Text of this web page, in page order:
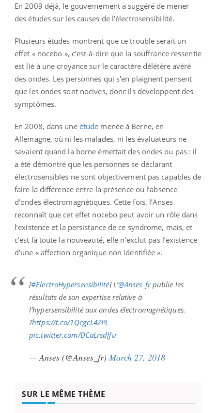
En 2009 déjà, le gouvernement a suggéré de mener
des études sur les causes de l’électrosensibilité.
Plusieurs études montrent que ce trouble serait un
effet « nocebo », c’est-à-dire que la souffrance ressentie
est lié à une croyance sur le caractère délétère avéré
des ondes. Les personnes qui s'en plaignent pensent
que les ondes sont nocives, donc ils développent des
symptômes.
En 2008, dans une étude menée à Berne, en
Allemagne, où ni les malades, ni les évaluateurs ne
savaient quand la borne émettait des ondes ou pas : il
a été démontré que les personnes se déclarant
électrosensibles ne sont objectivement pas capables de
faire la différence entre la présence ou l’absence
d’ondes électromagnétiques. Cette fois, l’Anses
reconnaît que cet effet nocebo peut avoir un rôle dans
l’existence et la persistance de ce syndrome, mais, et
c’est là toute la nouveauté, elle n’exclut pas l’existence
d’une « affection organique non identifiée ».
[#ElectroHypersensibilité] L’@Anses_frpublie les
résultats de son expertise relative à
l’hypersensibilité aux ondes électromagnétiques.
?https://t.co/1QcgcL4ZPL
pic.twitter.com/DCaLrsdJfu
— Anses (@Anses_fr) March 27, 2018
SUR LE MÊME THÈME